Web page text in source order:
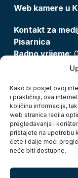
Kako bi posjet ovoj
i praktičniji, ova
količinu informacija,
web stranica radila
pregledavanja i
pristajete na upotrebu
ćete i dalje moći
neće biti dostupne.
Web kamere u
Kontakt za
Pisarnica
Radno vrijeme:
Zaštita osobnih
Pristup
Kolačići
Izjava o